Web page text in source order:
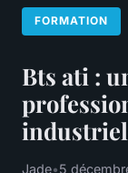
FORMATION
Bts ati :
Jade•5